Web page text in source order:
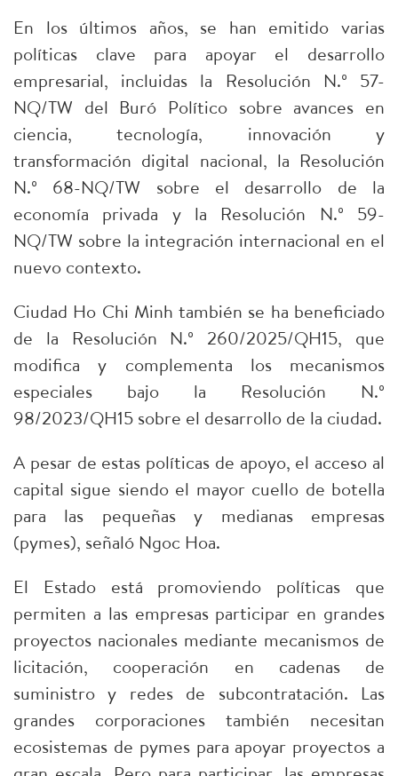
En los últimos años, se han emitido varias
políticas clave para apoyar el desarrollo
empresarial, incluidas la Resolución N.º 57-
NQ/TW del Buró Político sobre avances en
ciencia, tecnología, innovación y
transformación digital nacional, la Resolución
N.º 68-NQ/TW sobre el desarrollo de la
economía privada y la Resolución N.º 59-
NQ/TW sobre la integración internacional en el
nuevo contexto.
Ciudad Ho Chi Minh también se ha beneficiado
de la Resolución N.º 260/2025/QH15, que
modifica y complementa los mecanismos
especiales bajo la Resolución N.º
98/2023/QH15 sobre el desarrollo de la ciudad.
A pesar de estas políticas de apoyo, el acceso al
capital sigue siendo el mayor cuello de botella
para las pequeñas y medianas empresas
(pymes), señaló Ngoc Hoa.
El Estado está promoviendo políticas que
permiten a las empresas participar en grandes
proyectos nacionales mediante mecanismos de
licitación, cooperación en cadenas de
suministro y redes de subcontratación. Las
grandes corporaciones también necesitan
ecosistemas de pymes para apoyar proyectos a